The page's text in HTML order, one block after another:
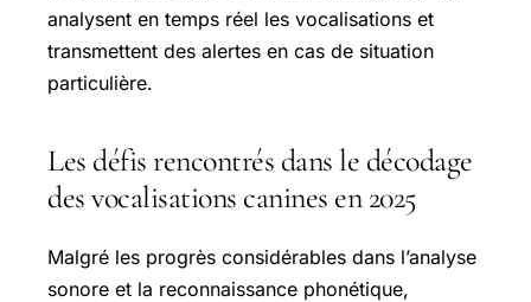
analysent en temps réel les vocalisations et
transmettent des alertes en cas de situation
particulière.
Les défis rencontrés dans le décodage
des vocalisations canines en 2025
Malgré les progrès considérables dans l’analyse
sonore et la reconnaissance phonétique,